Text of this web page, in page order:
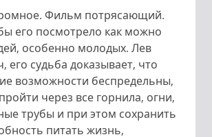
Фильм потрясающий.
его посмотрело как можно
особенно молодых. Лев
его судьба доказывает, что
возможности беспредельны,
через все горнила, огни,
трубы и при этом сохранить
питать жизнь,